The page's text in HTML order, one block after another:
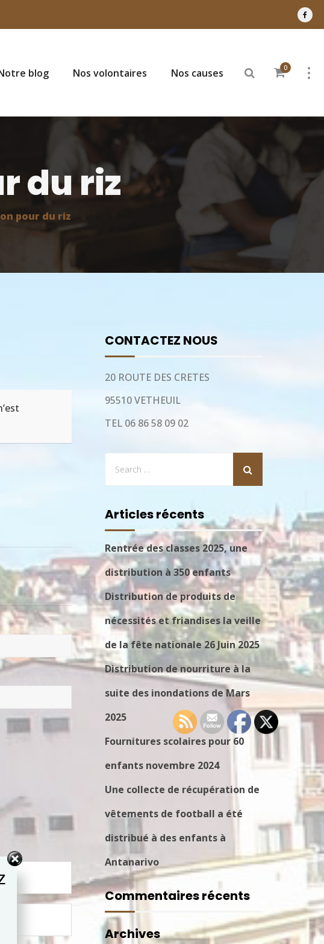
blog Nos volontaires Nos causes 0
du riz
pour du riz
CONTACTEZ NOUS
20 ROUTE DES CRETES
95510 VETHEUIL
TEL 06 86 58 09 02
Articles récents
Rentrée des classes 2025, une
distribution à 350 enfants
Distribution de produits de
nécessités et friandises la veille
de la fête nationale 26 Juin 2025
Distribution de nourriture à la
suite des inondations de Mars
2025
Fournitures scolaires pour 60
enfants novembre 2024
Une collecte de récupération de
vêtements de football a été
distribué à des enfants à
Antanarivo
Commentaires récents
Archives